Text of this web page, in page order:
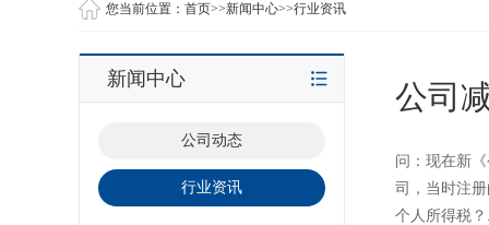
您当前位置： 首页>>新闻中心>>行业资讯
新闻中心
公司动态
行业资讯
公司
问：现在新
司，当时注
个人所得税